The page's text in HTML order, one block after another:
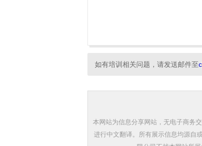
如有培训相关问题，请发送邮件至
本网站为信息分享网站，无电子商务
进行中文翻译。所有展示信息均源自